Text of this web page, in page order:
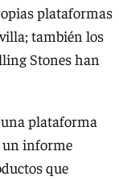
plataformas
también los
Stones han
una plataforma
un informe
que